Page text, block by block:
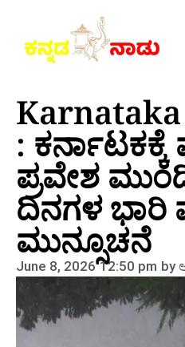
:
ಪ್ರವೇಶ
ದಿನಗಳ
ಮುನ್ಸೂಚನೆ
June 8, 2026 12:50 pm by